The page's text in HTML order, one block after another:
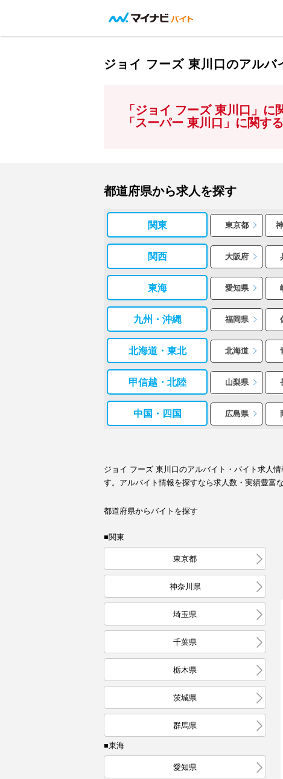
ジョイ フーズ 東川口のアルバ
「ジョイ フーズ 東川口」に
「スーパー 東川口」に関す
都道府県から求人を探す
関東 東京都
関西 大阪府
東海 愛知県
九州・沖縄 福岡県
北海道・東北 北海道
甲信越・北陸 山梨県
中国・四国 広島県
ジョイ フーズ 東川口のアルバイト・バイト求人
す。アルバイト情報を探すなら求人数・実績豊富
都道府県からバイトを探す
■関東
東京都
神奈川県
埼玉県
千葉県
栃木県
茨城県
群馬県
■東海
愛知県